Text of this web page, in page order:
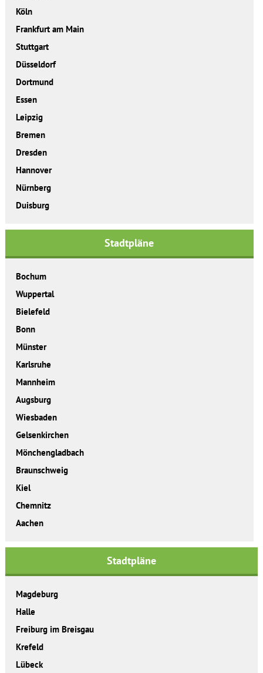
Köln
Frankfurt am Main
Stuttgart
Düsseldorf
Dortmund
Essen
Leipzig
Bremen
Dresden
Hannover
Nürnberg
Duisburg
Stadtpläne
Bochum
Wuppertal
Bielefeld
Bonn
Münster
Karlsruhe
Mannheim
Augsburg
Wiesbaden
Gelsenkirchen
Mönchengladbach
Braunschweig
Kiel
Chemnitz
Aachen
Stadtpläne
Magdeburg
Halle
Freiburg im Breisgau
Krefeld
Lübeck